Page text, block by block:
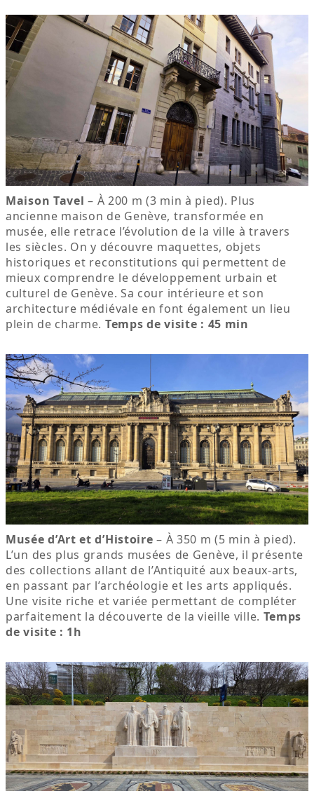
Maison Tavel – À 200 m (3 min à pied). Plus
ancienne maison de Genève, transformée en
musée, elle retrace l’évolution de la ville à travers
les siècles. On y découvre maquettes, objets
historiques et reconstitutions qui permettent de
mieux comprendre le développement urbain et
culturel de Genève. Sa cour intérieure et son
architecture médiévale en font également un lieu
plein de charme. Temps de visite : 45 min
Musée d’Art et d’Histoire – À 350 m (5 min à pied).
L’un des plus grands musées de Genève, il présente
des collections allant de l’Antiquité aux beaux-arts,
en passant par l’archéologie et les arts appliqués.
Une visite riche et variée permettant de compléter
parfaitement la découverte de la vieille ville. Temps
de visite : 1h